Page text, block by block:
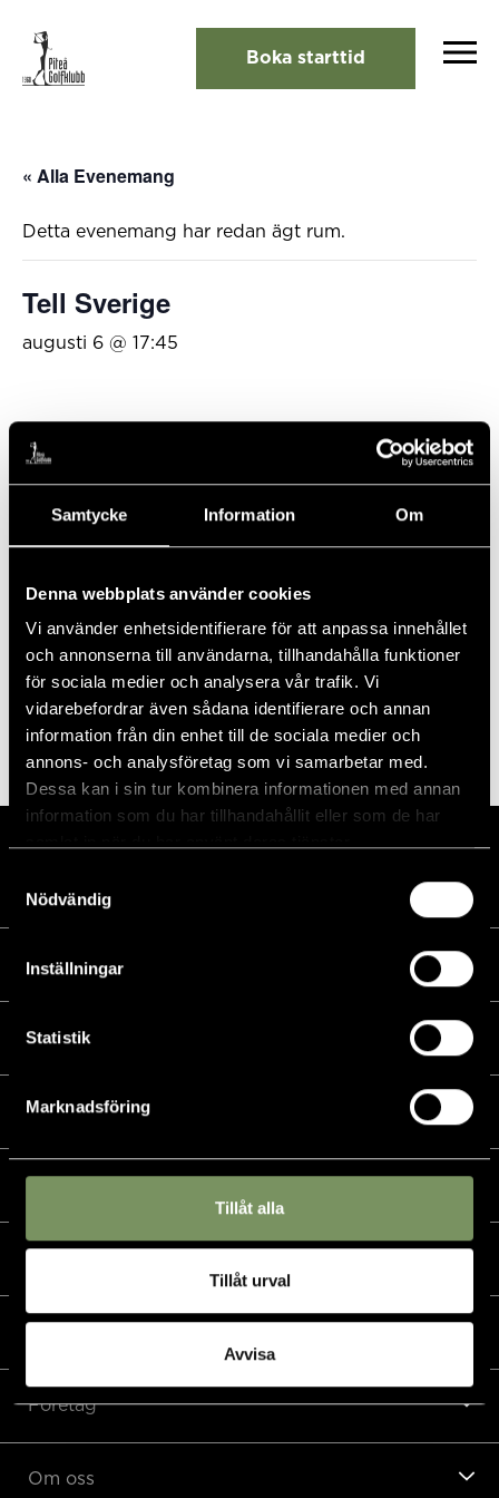
Samtycke Information Om
Denna webbplats använder cookies
Vi använder enhetsidentifierare för att anpassa innehållet
och annonserna till användarna, tillhandahålla funktioner
för sociala medier och analysera vår trafik. Vi
vidarebefordrar även sådana identifierare och annan
information från din enhet till de sociala medier och
annons- och analysföretag som vi samarbetar med.
Dessa kan i sin tur kombinera informationen med annan
information som du har tillhandahållit eller som de har
Nödvändig
Inställningar
Statistik
Marknadsföring
Tillåt alla
Tillåt urval
Avvisa
Boka starttid
« Alla Evenemang
Detta evenemang har redan ägt rum.
Tell Sverige
augusti 6 @ 17:45
DETALJER
Datum:
augusti 6
Tid:
17:45
ARRANGÖR
Kalender
Golf
Golfshop
Företag
Om oss